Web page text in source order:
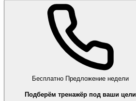
Бесплатно Предложение недели
Подберём тренажёр под ваши цели